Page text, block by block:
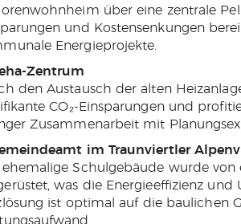
über eine zentrale
und Kostensenkungen
Energieprojekte.
Zentrum
den Austausch der alten
CO₂-Einsparungen und
Zusammenarbeit mit
im Traunviertler
ehemalige Schulgebäude wurde
was die Energieeffizienz
ist optimal auf die baulichen